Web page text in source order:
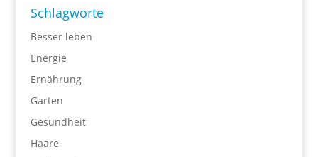
Schlagworte
Besser leben
Energie
Ernährung
Garten
Gesundheit
Haare